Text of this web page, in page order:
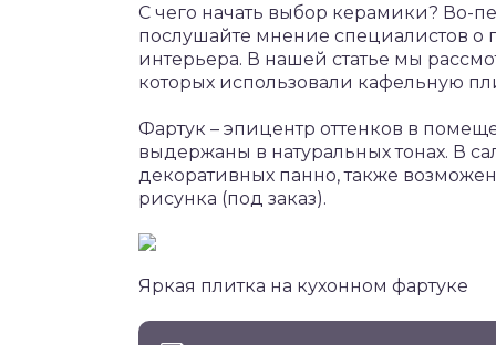
С чего начать выбор керамики? Во-
послушайте мнение специалистов о
интерьера. В нашей статье мы
которых использовали кафельную
Фартук – эпицентр оттенков в
выдержаны в натуральных тонах. В
декоративных панно, также
рисунка (под заказ).
Яркая плитка на кухонном фартуке